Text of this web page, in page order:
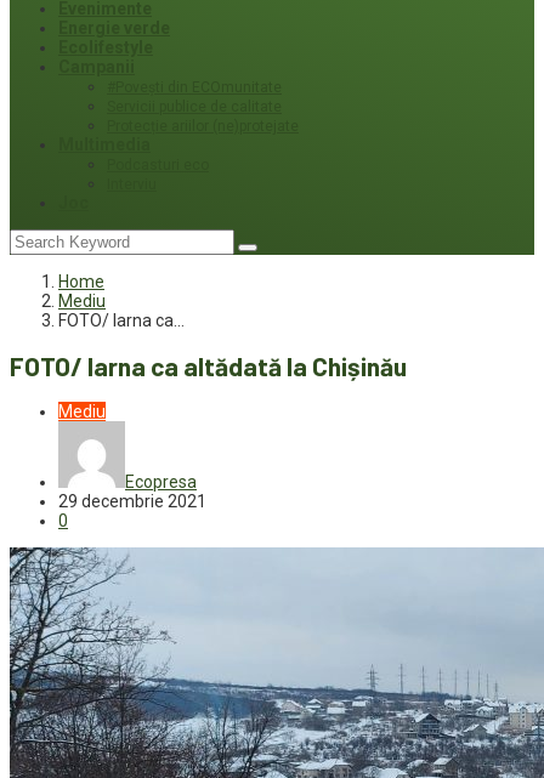
Home
Mediu
FOTO/ Iarna ca…
FOTO/ Iarna ca altădată la Chișinău
Mediu
Ecopresa
29 decembrie 2021
0